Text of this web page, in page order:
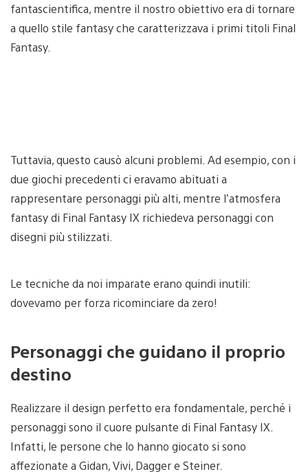
fantascientifica, mentre il nostro obiettivo era di tornare
a quello stile fantasy che caratterizzava i primi titoli Final
Fantasy.
Tuttavia, questo causò alcuni problemi. Ad esempio, con i
due giochi precedenti ci eravamo abituati a
rappresentare personaggi più alti, mentre l’atmosfera
fantasy di Final Fantasy IX richiedeva personaggi con
disegni più stilizzati.
Le tecniche da noi imparate erano quindi inutili:
dovevamo per forza ricominciare da zero!
Personaggi che guidano il proprio
destino
Realizzare il design perfetto era fondamentale, perché i
personaggi sono il cuore pulsante di Final Fantasy IX.
Infatti, le persone che lo hanno giocato si sono
affezionate a Gidan, Vivi, Dagger e Steiner.